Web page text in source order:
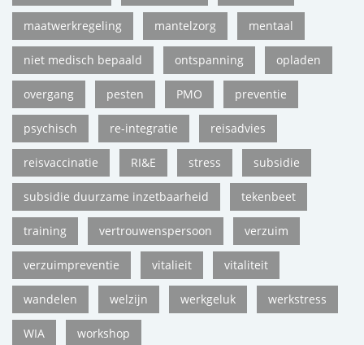
maatwerkregeling mantelzorg mentaal
niet medisch bepaald ontspanning opladen
overgang pesten PMO preventie
psychisch re-integratie reisadvies
reisvaccinatie RI&E stress subsidie
subsidie duurzame inzetbaarheid tekenbeet
training vertrouwenspersoon verzuim
verzuimpreventie vitalieit vitaliteit
wandelen welzijn werkgeluk werkstress
WIA workshop